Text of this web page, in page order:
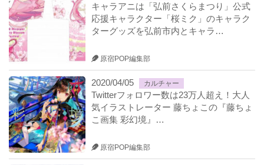
キャラアニは「弘前さくらまつり」公式
応援キャラクター「桜ミク」のキャラク
ターグッズを弘前市内とキャラ…
原宿POP編集部
2020/04/05 カルチャー
Twitterフォロワー数は23万人超え！大人
気イラストレーター 藤ちょこの『藤ちょ
こ画集 彩幻境』…
原宿POP編集部